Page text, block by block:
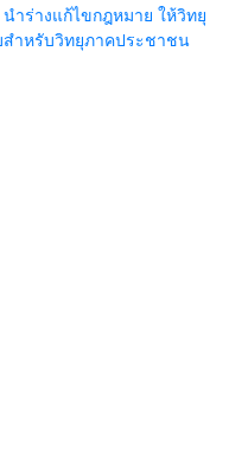
ำร่างแก้ไขกฎหมาย ให้วิทยุ
ำหรับวิทยุภาคประชาชน